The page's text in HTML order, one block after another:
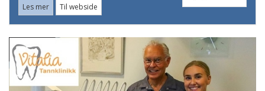
Les mer Til webside